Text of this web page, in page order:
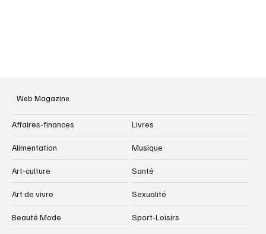
Web Magazine
Affaires-finances
Alimentation
Art-culture
Art de vivre
Beauté Mode
Livres
Musique
Santé
Sexualité
Sport-Loisirs